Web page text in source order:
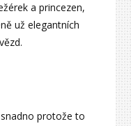
a princezen,
už elegantních
protože to